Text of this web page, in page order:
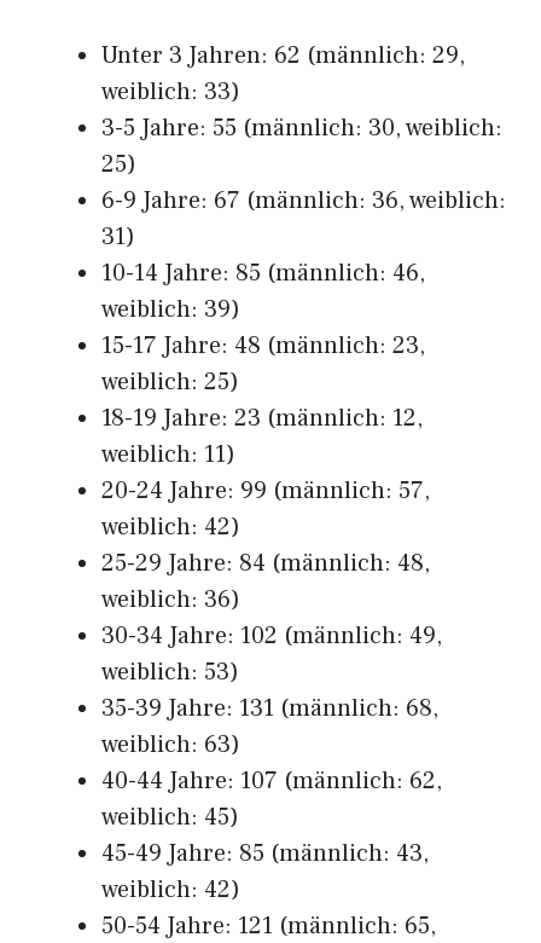
Unter 3 Jahren: 62 (männlich: 29,
weiblich: 33)
3-5 Jahre: 55 (männlich: 30, weiblich:
25)
6-9 Jahre: 67 (männlich: 36, weiblich:
31)
10-14 Jahre: 85 (männlich: 46,
weiblich: 39)
15-17 Jahre: 48 (männlich: 23,
weiblich: 25)
18-19 Jahre: 23 (männlich: 12,
weiblich: 11)
20-24 Jahre: 99 (männlich: 57,
weiblich: 42)
25-29 Jahre: 84 (männlich: 48,
weiblich: 36)
30-34 Jahre: 102 (männlich: 49,
weiblich: 53)
35-39 Jahre: 131 (männlich: 68,
weiblich: 63)
40-44 Jahre: 107 (männlich: 62,
weiblich: 45)
45-49 Jahre: 85 (männlich: 43,
weiblich: 42)
50-54 Jahre: 121 (männlich: 65,